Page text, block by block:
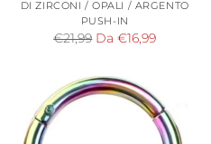
DI ZIRCONI / OPALI / ARGENTO
PUSH-IN
Prezzo
€21,99 Da €16,99